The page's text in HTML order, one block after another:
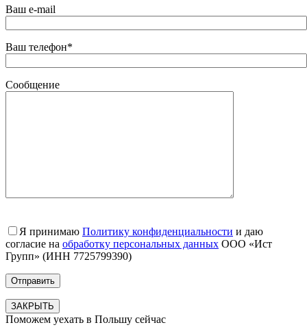
Ваш e-mail
Ваш телефон*
Сообщение
Я принимаю Политику конфиденциальности и даю
согласие на обработку персональных данных ООО «Ист
Групп» (ИНН 7725799390)
ЗАКРЫТЬ
Поможем уехать в Польшу сейчас